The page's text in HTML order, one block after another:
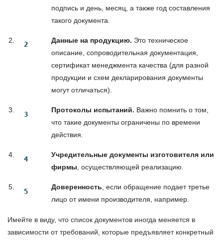
подпись и день, месяц, а также год составления
такого документа.
Данные на продукцию. Это техническое
описание, сопроводительная документация,
сертификат менеджмента качества (для разной
продукции и схем декларирования документы
могут отличаться).
Протоколы испытаний. Важно помнить о том,
что такие документы ограничены по времени
действия.
Учредительные документы изготовителя или
фирмы, осуществляющей реализацию.
Доверенность, если обращение подает третье
лицо от имени производителя, например.
Имейте в виду, что список документов иногда меняется в
зависимости от требований, которые предъявляет конкретный